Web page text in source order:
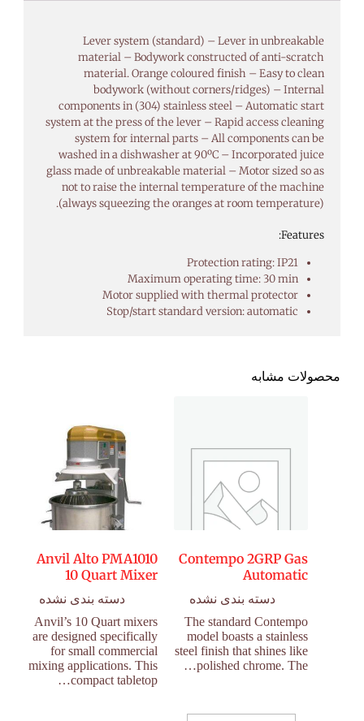
Lever system (standard) – Lever in unbreakable
material – Bodywork constructed of anti-scratch
material. Orange coloured finish – Easy to clean
bodywork (without corners/ridges) – Internal
components in (304) stainless steel – Automatic start
system at the press of the lever – Rapid access cleaning
system for internal parts – All components can be
washed in a dishwasher at 90ºC – Incorporated juice
glass made of unbreakable material – Motor sized so as
not to raise the internal temperature of the machine
(always squeezing the oranges at room temperature).
Features:
Protection rating: IP21
Maximum operating time: 30 min
Motor supplied with thermal protector
Stop/start standard version: automatic
محصولات مشابه
Contempo 2GRP Gas
Automatic
دسته بندی نشده
The standard Contempo
model boasts a stainless
steel finish that shines like
polished chrome. The…
Anvil Alto PMA1010
10 Quart Mixer
دسته بندی نشده
Anvil’s 10 Quart mixers
are designed specifically
for small commercial
mixing applications. This
compact tabletop…